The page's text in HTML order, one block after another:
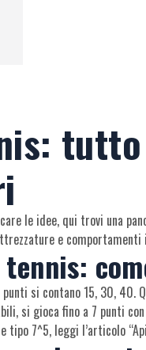
le idee, qui trovi una
e comportamenti
si contano 15, 30,
si gioca fino a 7 punti
7^5, leggi l’articolo